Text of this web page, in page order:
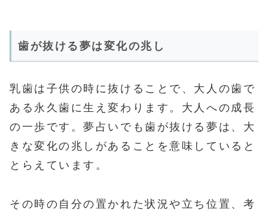
歯が抜ける夢は変化の兆し
乳歯は子供の時に抜けることで、大人の歯で
ある永久歯に生え変わります。大人への成長
の一歩です。夢占いでも歯が抜ける夢は、大
きな変化の兆しがあることを意味していると
とらえています。
その時の自分の置かれた状況や立ち位置、考